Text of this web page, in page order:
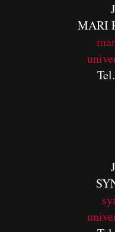
MARI